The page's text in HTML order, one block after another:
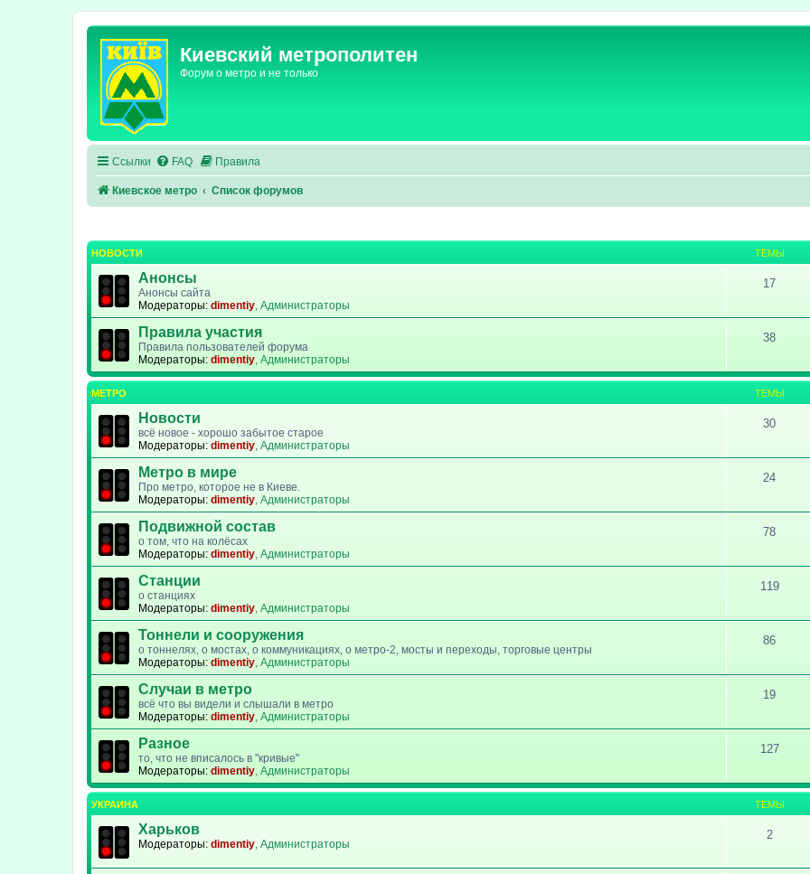
Киевский метрополитен
Форум о метро и не только
Ссылки FAQ Правила
Киевское метро Список форумов
НОВОСТИ ТЕМЫ
Анонсы
Анонсы сайта
Модераторы: dimentiy, Администраторы
17
Правила участия
Правила пользователей форума
Модераторы: dimentiy, Администраторы
38
МЕТРО ТЕМЫ
Новости
всё новое - хорошо забытое старое
Модераторы: dimentiy, Администраторы
30
Метро в мире
Про метро, которое не в Киеве.
Модераторы: dimentiy, Администраторы
24
Подвижной состав
о том, что на колёсах
Модераторы: dimentiy, Администраторы
78
Станции
о станциях
Модераторы: dimentiy, Администраторы
119
Тоннели и сооружения
о тоннелях, о мостах, о коммуникациях, о метро-2, мосты и переходы, торговые центры
Модераторы: dimentiy, Администраторы
86
Случаи в метро
всё что вы видели и слышали в метро
Модераторы: dimentiy, Администраторы
19
Разное
то, что не вписалось в "кривые"
Модераторы: dimentiy, Администраторы
127
УКРАИНА ТЕМЫ
Харьков
Модераторы: dimentiy, Администраторы
2